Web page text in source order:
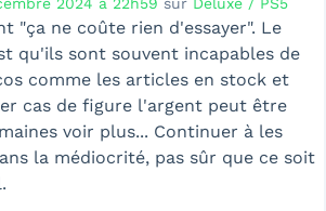
2024 à 22h59 sur Deluxe / PS5
"ça ne coûte rien d'essayer". Le
qu'ils sont souvent incapables de
comme les articles en stock et
cas de figure l'argent peut être
voir plus... Continuer à les
la médiocrité, pas sûr que ce soit